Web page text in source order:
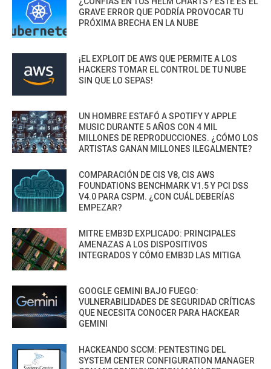
GRAVE ERROR QUE PODRÍA PROVOCAR TU
PRÓXIMA BRECHA EN LA NUBE
¡EL EXPLOIT DE AWS QUE PERMITE A LOS
HACKERS TOMAR EL CONTROL DE TU NUBE
SIN QUE LO SEPAS!
UN HOMBRE ESTAFÓ A SPOTIFY Y APPLE
MUSIC DURANTE 5 AÑOS CON 4 MIL
MILLONES DE REPRODUCCIONES. ¿CÓMO LOS
ARTISTAS GANAN MILLONES ILEGALMENTE?
COMPARACIÓN DE CIS V8, CIS AWS
FOUNDATIONS BENCHMARK V1.5 Y PCI DSS
V4.0 PARA CSPM. ¿CON CUÁL DEBERÍAS
EMPEZAR?
MITRE EMB3D EXPLICADO: PRINCIPALES
AMENAZAS A LOS DISPOSITIVOS
INTEGRADOS Y CÓMO EMB3D LAS MITIGA
GOOGLE GEMINI BAJO FUEGO:
VULNERABILIDADES DE SEGURIDAD CRÍTICAS
QUE NECESITA CONOCER PARA HACKEAR
GEMINI
HACKEANDO SCCM: PENTESTING DEL
SYSTEM CENTER CONFIGURATION MANAGER